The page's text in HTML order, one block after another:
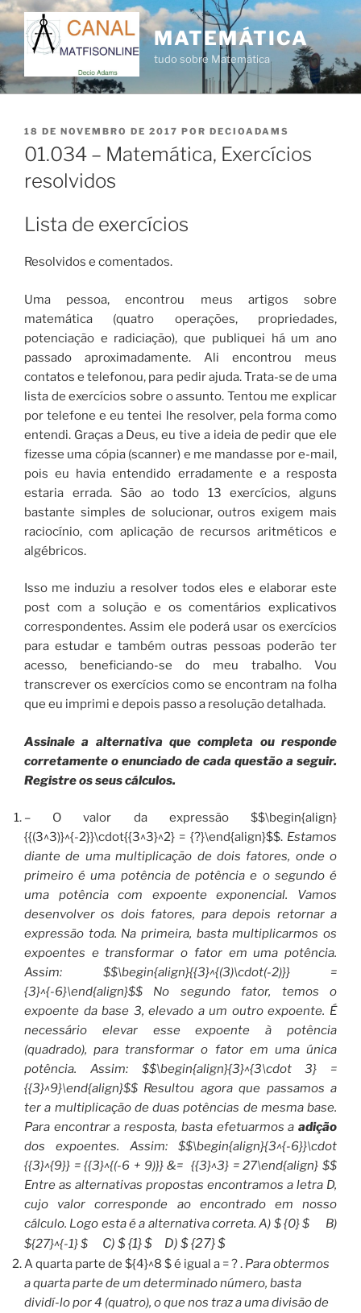
Pular
para
o
conteúdo
MATEMÁTICA
tudo sobre Matemática
PUBLICADO
EM
18 DE NOVEMBRO DE 2017 POR DECIOADAMS
01.034 – Matemática, Exercícios
resolvidos
Lista de exercícios
Resolvidos e comentados.
Uma pessoa, encontrou meus artigos sobre
matemática (quatro operações, propriedades,
potenciação e radiciação), que publiquei há um ano
passado aproximadamente. Ali encontrou meus
contatos e telefonou, para pedir ajuda. Trata-se de uma
lista de exercícios sobre o assunto. Tentou me explicar
por telefone e eu tentei lhe resolver, pela forma como
entendi. Graças a Deus, eu tive a ideia de pedir que ele
fizesse uma cópia (scanner) e me mandasse por e-mail,
pois eu havia entendido erradamente e a resposta
estaria errada. São ao todo 13 exercícios, alguns
bastante simples de solucionar, outros exigem mais
raciocínio, com aplicação de recursos aritméticos e
algébricos.
Isso me induziu a resolver todos eles e elaborar este
post com a solução e os comentários explicativos
correspondentes. Assim ele poderá usar os exercícios
para estudar e também outras pessoas poderão ter
acesso, beneficiando-se do meu trabalho. Vou
transcrever os exercícios como se encontram na folha
que eu imprimi e depois passo a resolução detalhada.
Assinale a alternativa que completa ou responde
corretamente o enunciado de cada questão a seguir.
Registre os seus cálculos.
– O valor da expressão $$\begin{align}
{{(3^3)}^{-2}}\cdot{{3^3}^2} = {?}\end{align}$$. Estamos
diante de uma multiplicação de dois fatores, onde o
primeiro é uma potência de potência e o segundo é
uma potência com expoente exponencial. Vamos
desenvolver os dois fatores, para depois retornar a
expressão toda. Na primeira, basta multiplicarmos os
expoentes e transformar o fator em uma potência.
Assim: $$\begin{align}{{3}^{(3)\cdot(-2)}} =
{3}^{-6}\end{align}$$ No segundo fator, temos o
expoente da base 3, elevado a um outro expoente. É
necessário elevar esse expoente à potência
(quadrado), para transformar o fator em uma única
potência. Assim: $$\begin{align}{3}^{3\cdot 3} =
{{3}^9}\end{align}$$ Resultou agora que passamos a
ter a multiplicação de duas potências de mesma base.
Para encontrar a resposta, basta efetuarmos a adição
dos expoentes. Assim: $$\begin{align}{3^{-6}}\cdot
{{3}^{9}} = {{3}^{(-6 + 9)}} &= {{3}^3} = 27\end{align} $$
Entre as alternativas propostas encontramos a letra D,
cujo valor corresponde ao encontrado em nosso
cálculo. Logo esta é a alternativa correta. A) $ {0} $ B)
${27}^{-1} $ C) $ {1} $ D) $ {27} $
A quarta parte de ${4}^8 $ é igual a = ? . Para obtermos
a quarta parte de um determinado número, basta
dividí-lo por 4 (quatro), o que nos traz a uma divisão de